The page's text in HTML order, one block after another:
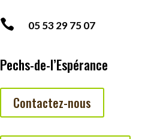
 05 53 29 75 07
Pechs-de-l’Espérance
Contactez-nous